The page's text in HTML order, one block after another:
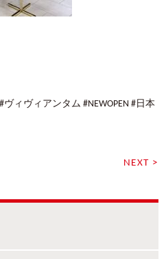
ヴィヴィアンタム #NEWOPEN #日本
NEXT >